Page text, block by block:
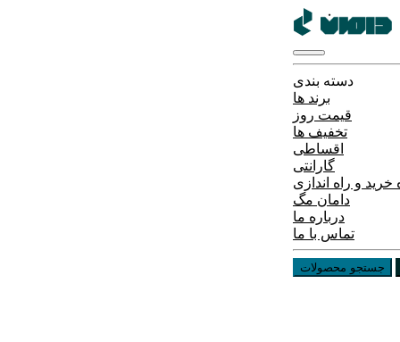
دسته بندی
برند ها
قیمت روز
تخفیف ها
اقساطی
گارانتی
و راه اندازی
دامان مگ
درباره ما
تماس با ما
جستجو محصولات